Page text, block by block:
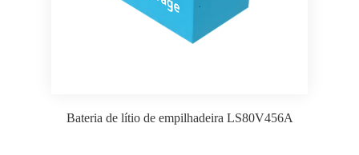
Bateria de lítio de empilhadeira LS80V456A